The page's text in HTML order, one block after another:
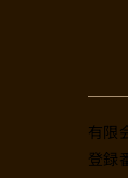
有限
登録